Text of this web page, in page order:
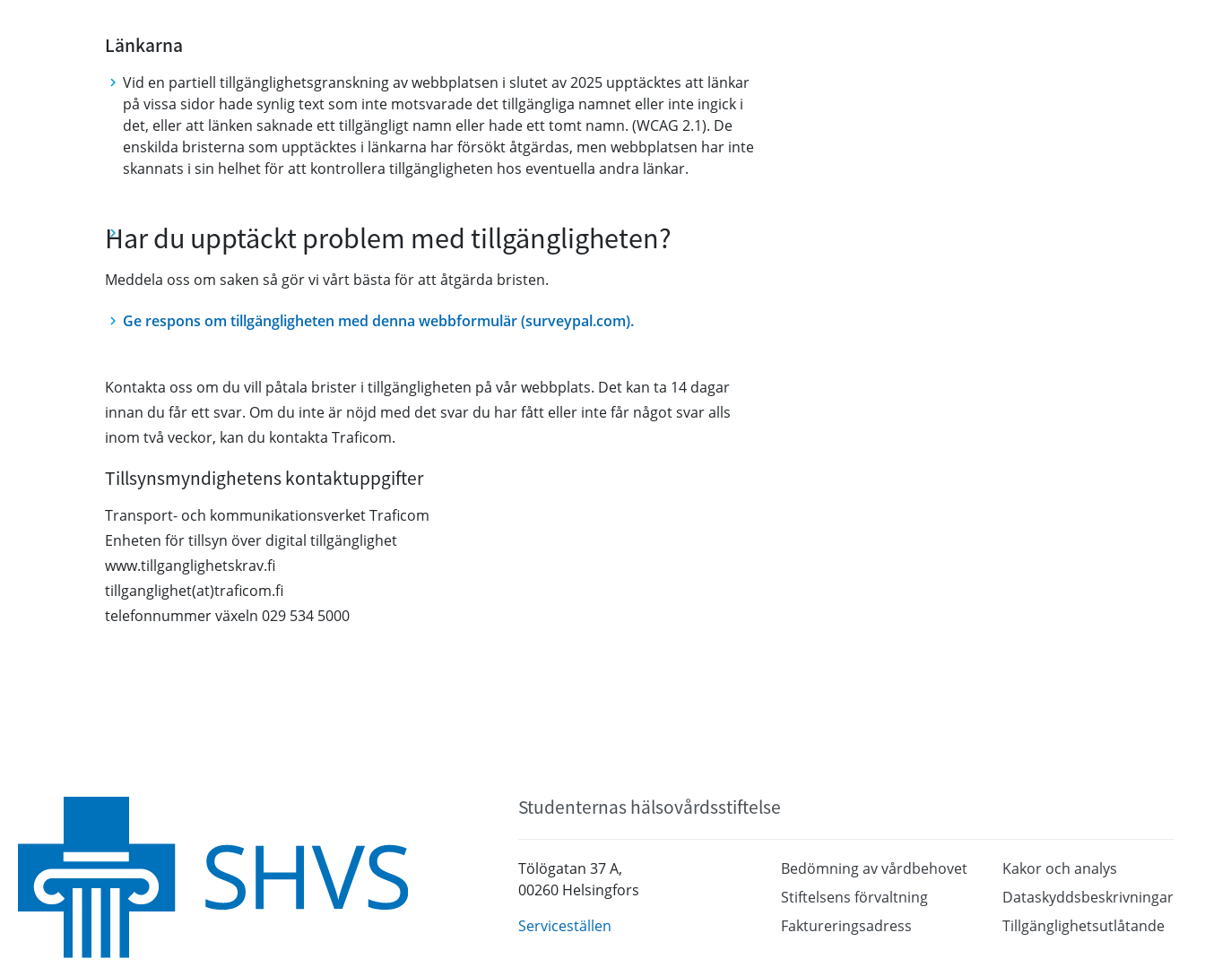
Länkarna
Vid en partiell tillgänglighetsgranskning av webbplatsen i slutet av 2025 upptäcktes att länkar
på vissa sidor hade synlig text som inte motsvarade det tillgängliga namnet eller inte ingick i
det, eller att länken saknade ett tillgängligt namn eller hade ett tomt namn. (WCAG 2.1). De
enskilda bristerna som upptäcktes i länkarna har försökt åtgärdas, men webbplatsen har inte
skannats i sin helhet för att kontrollera tillgängligheten hos eventuella andra länkar.
Har du upptäckt problem med tillgängligheten?
Meddela oss om saken så gör vi vårt bästa för att åtgärda bristen.
Ge respons om tillgängligheten med denna webbformulär (surveypal.com).
Kontakta oss om du vill påtala brister i tillgängligheten på vår webbplats. Det kan ta 14 dagar
innan du får ett svar. Om du inte är nöjd med det svar du har fått eller inte får något svar alls
inom två veckor, kan du kontakta Traficom.
Tillsynsmyndighetens kontaktuppgifter
Transport- och kommunikationsverket Traficom
Enheten för tillsyn över digital tillgänglighet
www.tillganglighetskrav.fi
tillganglighet(at)traficom.fi
telefonnummer växeln 029 534 5000
Studenternas hälsovårdsstiftelse
Tölögatan 37 A,
00260 Helsingfors
Serviceställen
Bedömning av vårdbehovet
Stiftelsens förvaltning
Faktureringsadress
Kakor och analys
Dataskyddsbeskrivningar
Tillgänglighetsutlåtande